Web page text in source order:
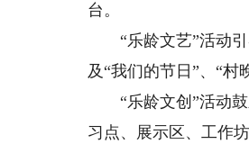
台。
“乐龄文艺”活动引
及“我们的节日”、“村
“乐龄文创”活动鼓
习点、展示区、工作